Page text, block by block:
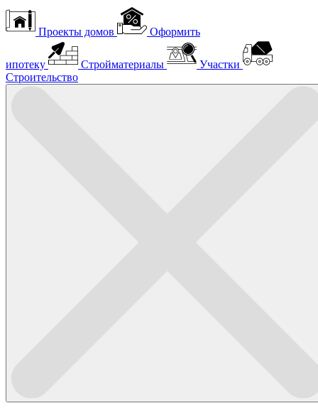
Проекты домов Оформить
ипотеку Стройматериалы
Участки
Строительство